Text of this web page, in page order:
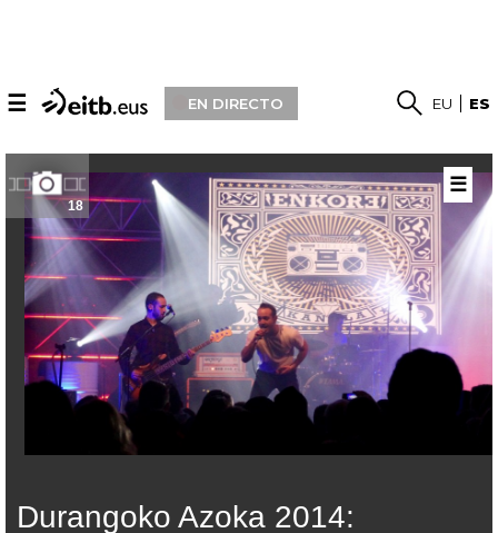
☰ EN DIRECTO EU ES
18
Durangoko Azoka 2014:
☰